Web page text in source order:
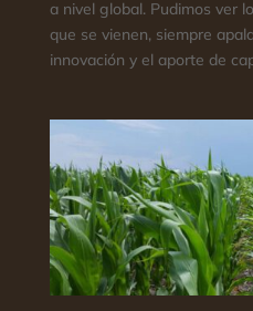
a nivel global. Pudimos ver
que se vienen, siempre
innovación y el aporte de